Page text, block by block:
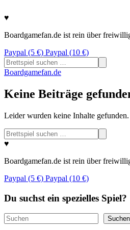
♥
Boardgamefan.de ist rein über
Paypal (5 €) Paypal (10 €)
Suchen
nach:
Boardgamefan.de
Keine Beiträge
Leider wurden keine Inhalte gefunden.
Suchen
nach:
♥
Boardgamefan.de ist rein über
Paypal (5 €) Paypal (10 €)
Du suchst ein spezielles Spiel?
Suchen Suchen